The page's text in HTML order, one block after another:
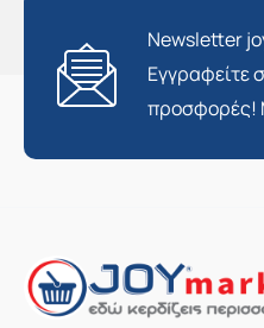
Newsletter
Εγγραφείτε
προσφορές!